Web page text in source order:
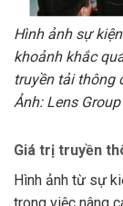
Hình ảnh sự
khoảnh khắc
truyền tải thông
Ảnh: Lens
Giá trị truyền
Hình ảnh từ sự